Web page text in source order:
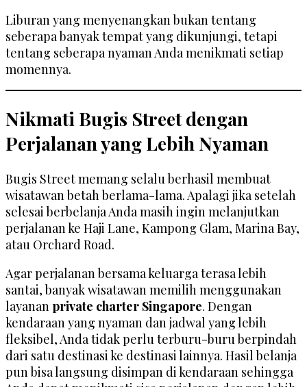
Liburan yang menyenangkan bukan tentang
seberapa banyak tempat yang dikunjungi, tetapi
tentang seberapa nyaman Anda menikmati setiap
momennya.
Nikmati Bugis Street dengan
Perjalanan yang Lebih Nyaman
Bugis Street memang selalu berhasil membuat
wisatawan betah berlama-lama. Apalagi jika setelah
selesai berbelanja Anda masih ingin melanjutkan
perjalanan ke Haji Lane, Kampong Glam, Marina Bay,
atau Orchard Road.
Agar perjalanan bersama keluarga terasa lebih
santai, banyak wisatawan memilih menggunakan
layanan private charter Singapore. Dengan
kendaraan yang nyaman dan jadwal yang lebih
fleksibel, Anda tidak perlu terburu-buru berpindah
dari satu destinasi ke destinasi lainnya. Hasil belanja
pun bisa langsung disimpan di kendaraan sehingga